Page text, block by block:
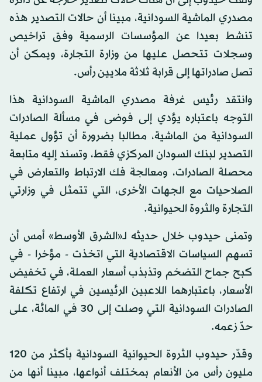
مصدري الماشية السودانية، مبينا أن حالات التصدير هذه
تنشط بعيدا عن المؤسسات الرسمية وفق تراخيص
وسجلات تتحصل عليها من وزارة التجارة، ويمكن أن
تصل صادراتها إلى قرابة ثلاثة ملايين رأس.
وانتقد رئيس غرفة مصدري الماشية السودانية هذا
التوجه باعتباره يؤدي إلى فوضى في مسألة الصادرات
السودانية من الماشية، مطالبا بضرورة أن تؤول عملية
التصدير لبنك السودان المركزي فقط، وتسند إليه متابعة
محصلة الصادرات، ومعالجة فك الارتباط والتعارض في
الصلاحيات مع الجهات الأخرى، التي تتمثل في وزارتي
التجارة والثروة الحيوانية.
وتمنى حيدوب خلال حديثه لـ«الشرق الأوسط» أمس أن
تسهم السياسات الاقتصادية التي اتخذت - مؤخرا - في
كبح جماح التضخم وتذبذب أسعار العملة، في تخفيض
الأسعار، باعتبارهما اللاعبين الرئيسين في ارتفاع تكلفة
الصادرات السودانية التي وصلت إلى 30 في المائة، على
حدّ زعمه.
وقدّر حيدوب الثروة الحيوانية السودانية بأكثر من 120
مليون رأس من الأنعام بمختلف أنواعها، مبينا أنها من